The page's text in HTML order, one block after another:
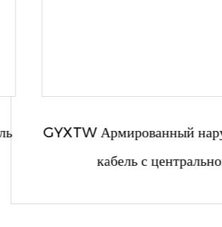
GYXTW Армированный
кабель с центральной